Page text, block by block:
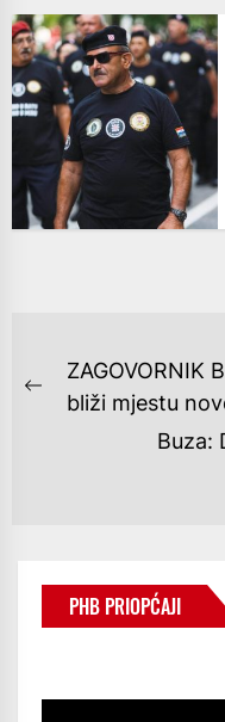
NAVIGACIJA
OBJAVA
Previous
ZAGOVORNIK
bliži mjestu
Buza:
PHB PRIOPĆAJI